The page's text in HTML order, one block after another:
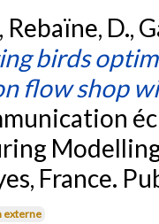
Rebaïne, D.,
birds
flow shop
France.
externe